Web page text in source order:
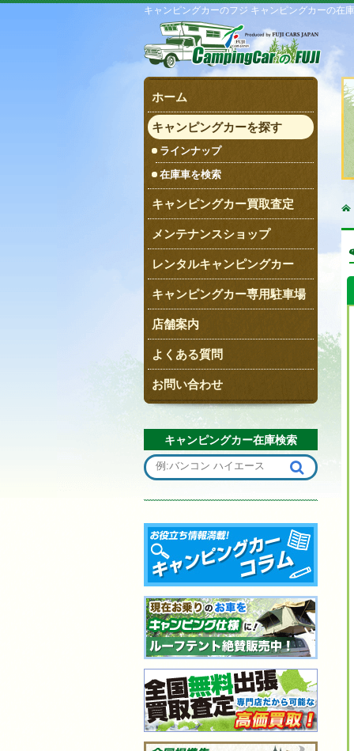
キャンピングカーのフジ キャンピングカーの在
ホーム
キャンピングカーを探す
ラインナップ
在庫車を検索
キャンピングカー買取査定
メンテナンスショップ
レンタルキャンピングカー
キャンピングカー専用駐車場
店舗案内
よくある質問
お問い合わせ
キャンピングカー在庫検索